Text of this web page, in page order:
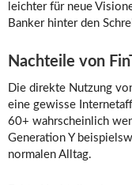
leichter für neue
Banker hinter den
Nachteile von
Die direkte Nutzung
eine gewisse
60+ wahrscheinlich
Generation Y
normalen Alltag.